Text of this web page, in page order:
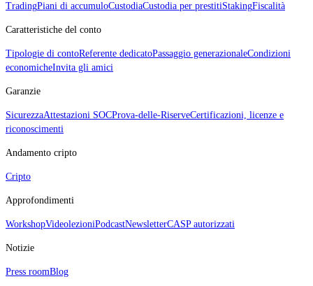
TradingPiani di accumuloCustodiaCustodia per prestitiStakingFiscalità
Caratteristiche del conto
Tipologie di contoReferente dedicatoPassaggio generazionaleCondizioni
economicheInvita gli amici
Garanzie
SicurezzaAttestazioni SOCProva‑delle‑RiserveCertificazioni, licenze e
riconoscimenti
Andamento cripto
Cripto
Approfondimenti
WorkshopVideolezioniPodcastNewsletterCASP autorizzati
Notizie
Press roomBlog